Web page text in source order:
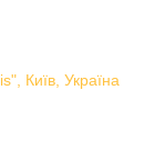
Київ, Україна